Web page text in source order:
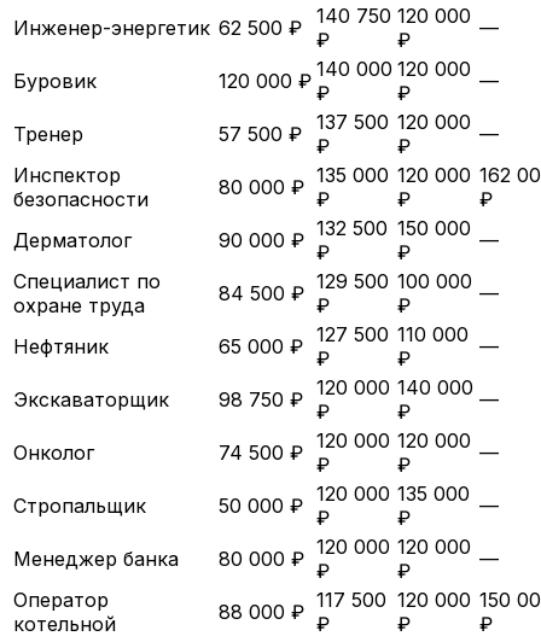
Инженер-энергетик 62 500 ₽ 140 750
₽
120 000
₽
—
Буровик 120 000 ₽ 140 000
₽
120 000
₽
—
Тренер 57 500 ₽ 137 500
₽
120 000
₽
—
Инспектор
безопасности
80 000 ₽ 135 000
₽
120 000
₽
162
₽
Дерматолог
90 000 ₽ 132 500
₽
150 000
₽
—
Специалист по
охране труда
84 500 ₽ 129 500
₽
100 000
₽
—
Нефтяник 65 000 ₽ 127 500
₽
110 000
₽
—
Экскаваторщик 98 750 ₽ 120 000
₽
140 000
₽
—
Онколог 74 500 ₽ 120 000
₽
120 000
₽
—
Стропальщик 50 000 ₽ 120 000
₽
135 000
₽
—
Менеджер банка 80 000 ₽ 120 000
₽
120 000
₽
—
Оператор
котельной
88 000 ₽ 117 500
₽
120 000
₽
150
₽